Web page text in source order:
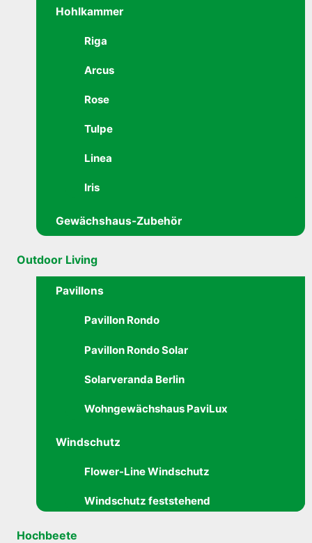
Hohlkammer
Riga
Arcus
Rose
Tulpe
Linea
Iris
Gewächshaus-Zubehör
Outdoor Living
Pavillons
Pavillon Rondo
Pavillon Rondo Solar
Solarveranda Berlin
Wohngewächshaus PaviLux
Windschutz
Flower-Line Windschutz
Windschutz feststehend
Hochbeete